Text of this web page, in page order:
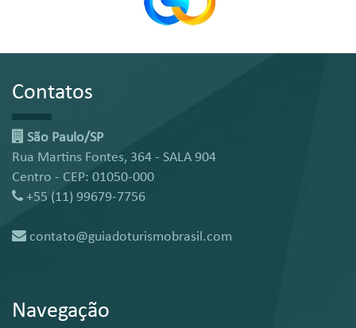
Contatos
São Paulo/SP
Rua Martins Fontes, 364 - SALA 904
Centro - CEP: 01050-000
+55 (11) 99679-7756
contato@guiadoturismobrasil.com
Navegação